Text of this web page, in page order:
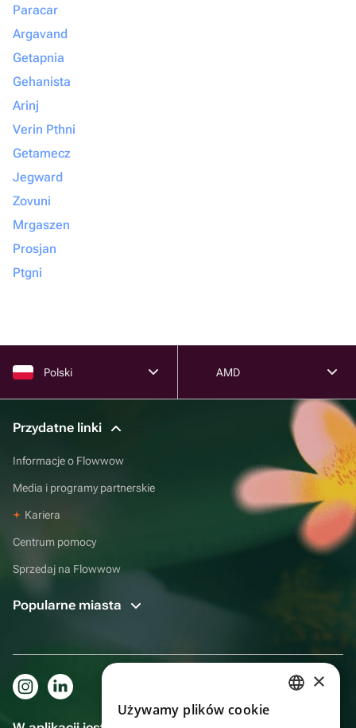
Paracar
Argavand
Getapnia
Gehanista
Arinj
Verin Pthni
Getamecz
Jegward
Zovuni
Mrgaszen
Prosjan
Ptgni
Polski AMD
Przydatne linki
Informacje o Flowwow
Media i programy partnerskie
Kariera
Centrum pomocy
Sprzedaj na Flowwow
Popularne miasta
×
Używamy plików cookie